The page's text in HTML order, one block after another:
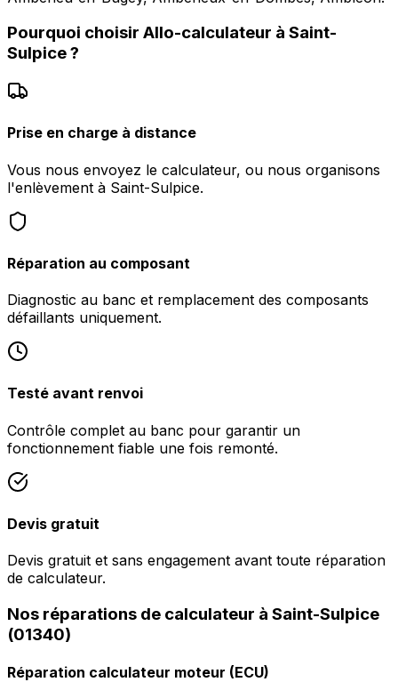
Pourquoi choisir Allo-calculateur à Saint-
Sulpice?
Prise en charge à distance
Vous nous envoyez le calculateur, ou nous organisons
l'enlèvement à Saint-Sulpice.
Réparation au composant
Diagnostic au banc et remplacement des composants
défaillants uniquement.
Testé avant renvoi
Contrôle complet au banc pour garantir un
fonctionnement fiable une fois remonté.
Devis gratuit
Devis gratuit et sans engagement avant toute réparation
de calculateur.
Nos réparations de calculateur à Saint-Sulpice
(01340)
Réparation calculateur moteur (ECU)